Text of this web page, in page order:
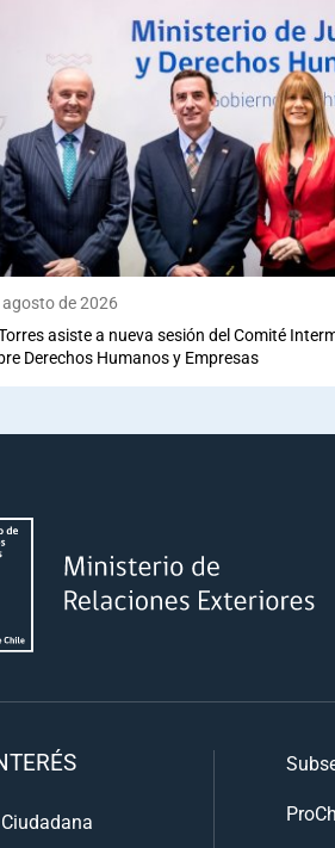
de 2026
asiste a nueva sesión del Comité
Derechos Humanos y Empresas